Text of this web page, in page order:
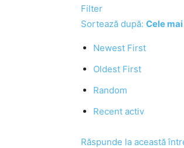
Filter
Sortează după: Cele
Newest First
Oldest First
Random
Recent activ
Răspunde la această